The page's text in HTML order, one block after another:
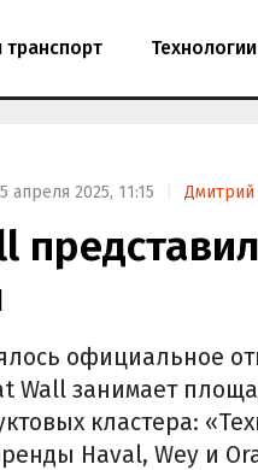
транспорт Технологии
апреля 2025, 11:15 Дмитрий
официальное
Wall занимает
кластера:
Haval, Wey и